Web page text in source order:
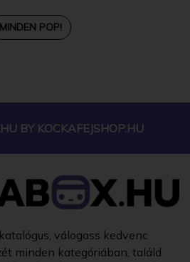
MINDEN POP!
BY KOCKAFEJSHOP.HU
válogass kedvenc
minden kategóriában, találd